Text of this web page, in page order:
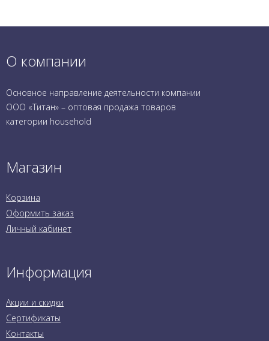
О компании
Основное направление деятельности компании
ООО «Титан» – оптовая продажа товаров
категории household
Магазин
Корзина
Оформить заказ
Личный кабинет
Информация
Акции и скидки
Сертификаты
Контакты